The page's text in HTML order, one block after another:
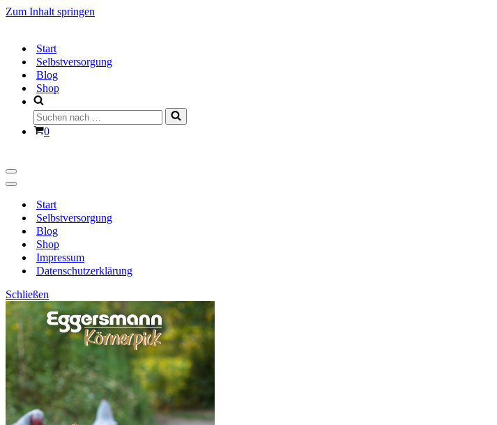
Zum Inhalt springen
Start
Selbstversorgung
Blog
Shop
Suchen
nach …
Warenkorb
0
Navigationsmenü
Navigationsmenü
Start
Selbstversorgung
Blog
Shop
Impressum
Datenschutzerklärung
Schließen